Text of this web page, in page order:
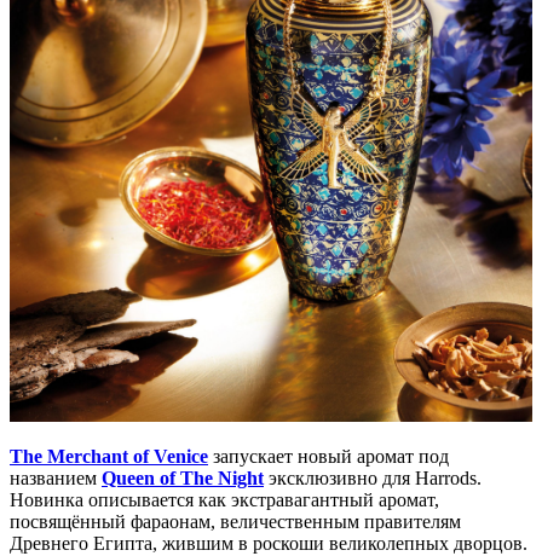
The Merchant of Venice запускает новый аромат под
названием Queen of The Night эксклюзивно для Harrods.
Новинка описывается как экстравагантный аромат,
посвящённый фараонам, величественным правителям
Древнего Египта, жившим в роскоши великолепных дворцов.